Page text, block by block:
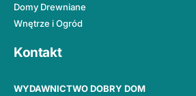
Domy Drewniane
Wnętrze i Ogród
Kontakt
WYDAWNICTWO DOBRY DOM